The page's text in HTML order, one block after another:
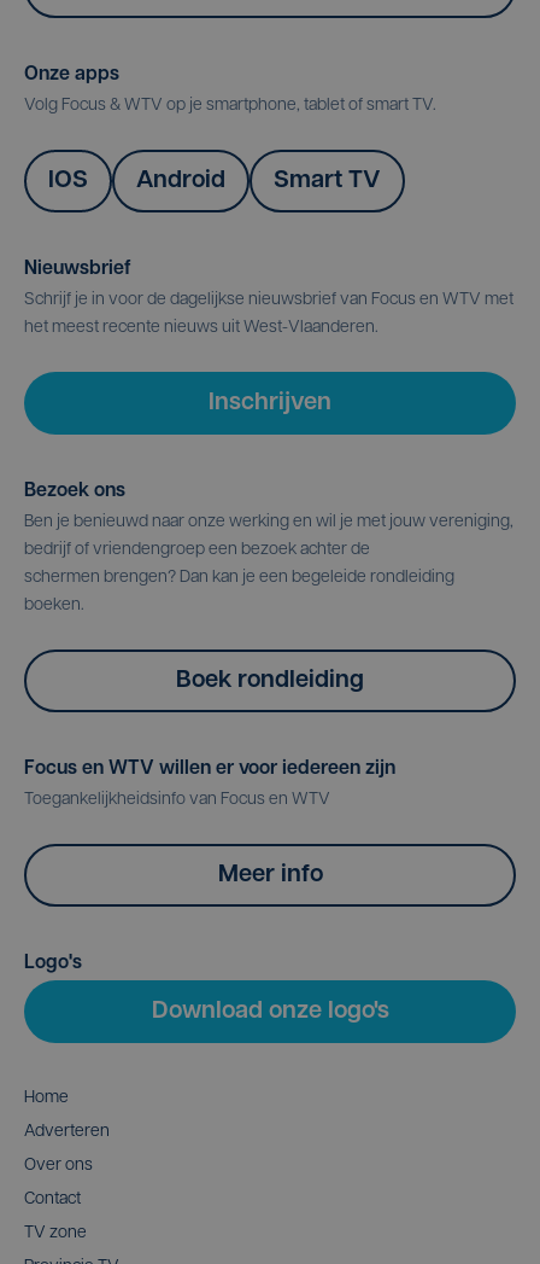
Onze apps
Volg Focus & WTV op je smartphone, tablet of smart TV.
IOS Android Smart TV
Nieuwsbrief
Schrijf je in voor de dagelijkse nieuwsbrief van Focus en WTV met
het meest recente nieuws uit West-Vlaanderen.
Inschrijven
Bezoek ons
Ben je benieuwd naar onze werking en wil je met jouw vereniging,
bedrijf of vriendengroep een bezoek achter de
schermen brengen? Dan kan je een begeleide rondleiding
boeken.
Boek rondleiding
Focus en WTV willen er voor iedereen zijn
Toegankelijkheidsinfo van Focus en WTV
Meer info
Logo's
Download onze logo's
Home
Adverteren
Over ons
Contact
TV zone